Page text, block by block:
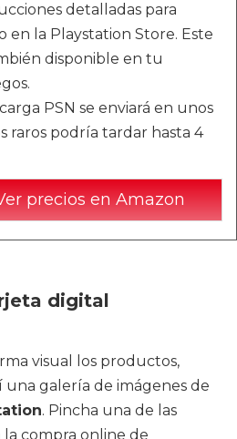
detalladas para
en la Playstation Store. Este
disponible en tu
PSN se enviará en unos
raros podría tardar hasta 4
precios en Amazon
digital
visual los productos,
galería de imágenes de
. Pincha una de las
la compra online de